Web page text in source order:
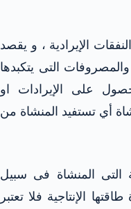
الإيرادية ، و يقصد
والمصروفات التى يتكبدها
على الإيرادات او
أي تستفيد المنشاة من
التى المنشاة فى سبيل
الإنتاجية فلا تعتبر